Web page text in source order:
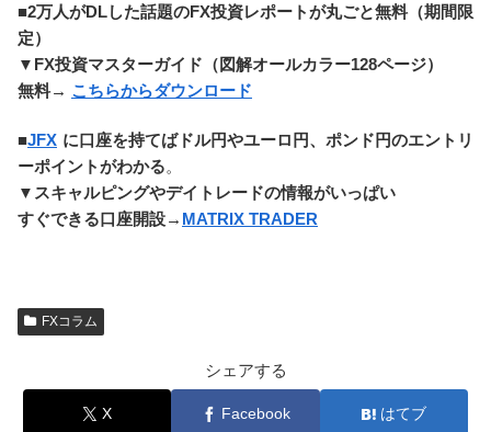
■2万人がDLした話題のFX投資レポートが丸ごと無料（期間限
定）
▼FX投資マスターガイド（図解オールカラー128ページ）
無料→ こちらからダウンロード
■JFX に口座を持てばドル円やユーロ円、ポンド円のエントリ
ーポイントがわかる。
▼ スキャルピングやデイトレードの情報がいっぱい
すぐできる口座開設→ MATRIX TRADER
FXコラム
シェアする
X Facebook はてブ